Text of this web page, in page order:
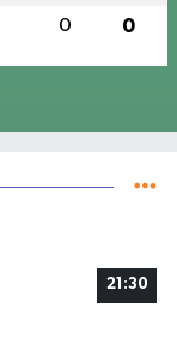
0 0
21:30